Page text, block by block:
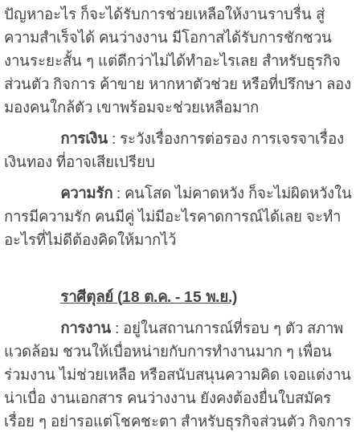
ปัญหาอะไร ก็จะได้รับการช่วยเหลือให้งานราบรื่น สู่
ความสำเร็จได้ คนว่างงาน มีโอกาสได้รับการชักชวน
งานระยะสั้น ๆ แต่ดีกว่าไม่ได้ทำอะไรเลย สำหรับธุรกิจ
ส่วนตัว กิจการ ค้าขาย หากหาตัวช่วย หรือที่ปรึกษา ลอง
มองคนใกล้ตัว เขาพร้อมจะช่วยเหลือมาก
การเงิน: ระวังเรื่องการต่อรอง การเจรจาเรื่อง
เงินทอง ที่อาจเสียเปรียบ
ความรัก: คนโสด ไม่คาดหวัง ก็จะไม่ผิดหวังใน
การมีความรัก คนมีคู่ ไม่มีอะไรคาดการณ์ได้เลย จะทำ
อะไรที่ไม่ดีต้องคิดให้มากไว้
ราศีตุลย์ (18 ต.ค. - 15 พ.ย.)
การงาน: อยู่ในสถานการณ์ที่รอบ ๆ ตัว สภาพ
แวดล้อม ชวนให้เบื่อหน่ายกับการทำงานมาก ๆ เพื่อน
ร่วมงาน ไม่ช่วยเหลือ หรือสนับสนุนความคิด เจอแต่งาน
น่าเบื่อ งานเอกสาร คนว่างงาน ยังคงต้องยื่นใบสมัคร
เรื่อย ๆ อย่ารอแต่โชคชะตา สำหรับธุรกิจส่วนตัว กิจการ